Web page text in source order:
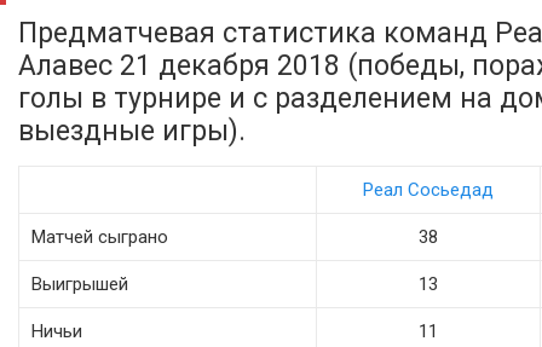
Предматчевая статистика команд
Алавес 21 декабря 2018 (победы,
голы в турнире и с разделением на
выездные игры).
Реал Сосьедад
Матчей сыграно 38
Выигрышей 13
Ничьи 11